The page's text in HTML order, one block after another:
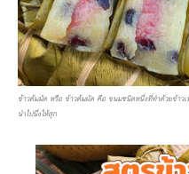
ข้าวต้มมัด หรือ ข้าวต้มผัด คือ ขนมชนิดหนึ่งที่ทำด้วยข้าว
นำไปนึ่งให้สุก